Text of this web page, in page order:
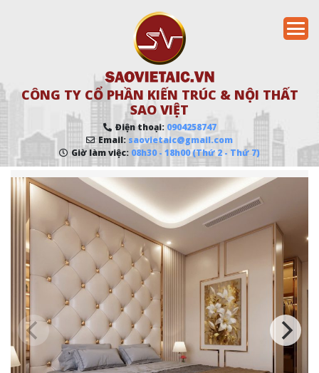
CÔNG TY CỔ PHẦN KIẾN TRÚC & NỘI THẤT
SAO VIỆT
Điện thoại: 0904258747
Email: saovietaic@gmail.com
Giờ làm việc: 08h30 - 18h00 (Thứ 2 - Thứ 7)